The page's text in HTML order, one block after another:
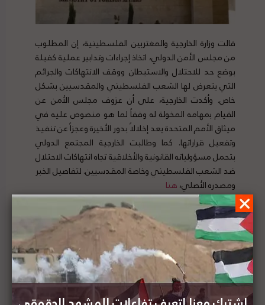
قالت وزارة الخارجية والمغتربين الفلسطينية، إن المطلوب
من مجلس الأمن الدولي، اتخاذ إجراءات وتدابير عملية كفيلة
بوضع حد للاحتلال والاستيطان ووقف الانتهاكات والجرائم
التي يتعرض لها الشعب الفلسطيني والمقدسيين بشكل
خاص. وأكدت الخارجية، على أن عزوف مجلس الأمن عن
القيام بمهامه المخولة له وفقاً لما هو منصوص عليه في
ميثاق الأمم المتحدة يعد إخلالاً بدور الأخيرة وعجزاً عن تنفيذ
وتفعيل قراراتها. كما وطالبت الخارجية المجتمع الدولي
بتحمل مسؤولياته القانونية والأخلاقية تجاه انتهاكات الاحتلال
ضد الشعب الفلسطيني وخاصة المقدسيين. لتفاصيل الخبر
ومصدره الأصلي،هنا
البرلمان العربي يدين استمرار الاعتداءات الإسرائيلية
على الشعب الفلسطيني في القدس